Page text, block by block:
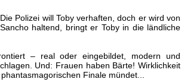
Polizei will Toby verhaften, doch er wird von
haltend, bringt er Toby in die ländliche
– real oder eingebildet, modern und
Und: Frauen haben Bärte! Wirklichkeit
Finale mündet...